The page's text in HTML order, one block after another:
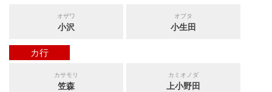
オザワ
小沢
オブタ
小生田
カ行
カサモリ
笠森
カミオノダ
上小野田